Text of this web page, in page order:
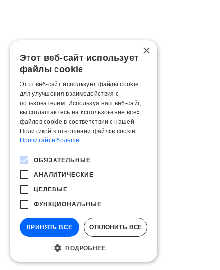
×
Этот веб-сайт использует
файлы cookie
Этот веб-сайт использует файлы cookie
для улучшения взаимодействия с
пользователем. Используя наш веб-сайт,
вы соглашаетесь на использование всех
файлов cookie в соответствии с нашей
Политикой в ​​отношении файлов cookie.
Прочитайте больше
ОБЯЗАТЕЛЬНЫЕ
АНАЛИТИЧЕСКИЕ
ЦЕЛЕВЫЕ
ФУНКЦИОНАЛЬНЫЕ
ПРИНЯТЬ ВСЕ ОТКЛОНИТЬ ВСЕ
ПОДРОБНЕЕ